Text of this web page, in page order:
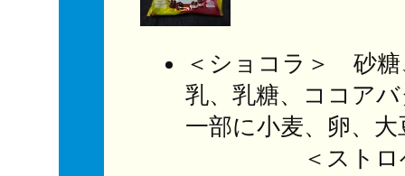
＜ショコラ＞ 砂糖
乳、乳糖、ココア
一部に小麦、卵、
＜ストロベリ